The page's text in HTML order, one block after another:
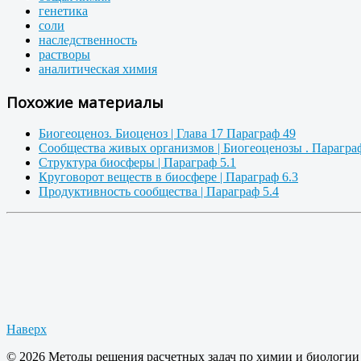
генетика
соли
наследственность
растворы
аналитическая химия
Похожие материалы
Биогеоценоз. Биоценоз | Глава 17 Параграф 49
Сообщества живых организмов | Биогеоценозы .
Структура биосферы | Параграф 5.1
Круговорот веществ в биосфере | Параграф 6.3
Продуктивность сообщества | Параграф 5.4
Наверх
© 2026 Методы решения расчетных задач по химии и биологии